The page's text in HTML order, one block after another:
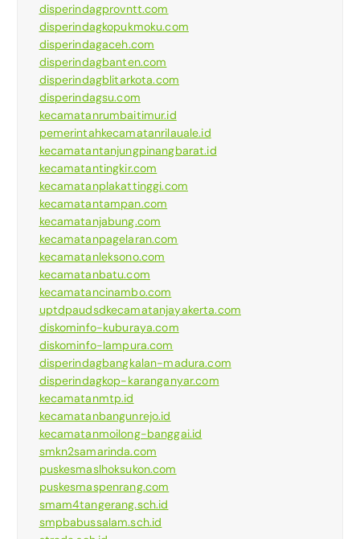
disperindagprovntt.com
disperindagkopukmoku.com
disperindagaceh.com
disperindagbanten.com
disperindagblitarkota.com
disperindagsu.com
kecamatanrumbaitimur.id
pemerintahkecamatanrilauale.id
kecamatantanjungpinangbarat.id
kecamatantingkir.com
kecamatanplakattinggi.com
kecamatantampan.com
kecamatanjabung.com
kecamatanpagelaran.com
kecamatanleksono.com
kecamatanbatu.com
kecamatancinambo.com
uptdpaudsdkecamatanjayakerta.com
diskominfo-kuburaya.com
diskominfo-lampura.com
disperindagbangkalan-madura.com
disperindagkop-karanganyar.com
kecamatanmtp.id
kecamatanbangunrejo.id
kecamatanmoilong-banggai.id
smkn2samarinda.com
puskesmaslhoksukon.com
puskesmaspenrang.com
smam4tangerang.sch.id
smpbabussalam.sch.id